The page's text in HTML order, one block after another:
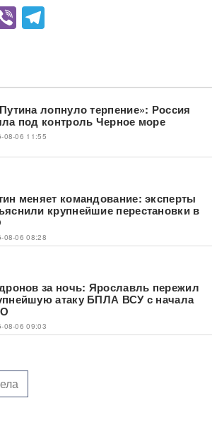
Viber
лопнуло терпение»: Россия
под контроль Черное море
08-06 11:55
меняет командование: эксперты
крупнейшие перестановки в
08-06 08:28
за ночь: Ярославль пережил
атаку БПЛА ВСУ с начала
08-06 09:03